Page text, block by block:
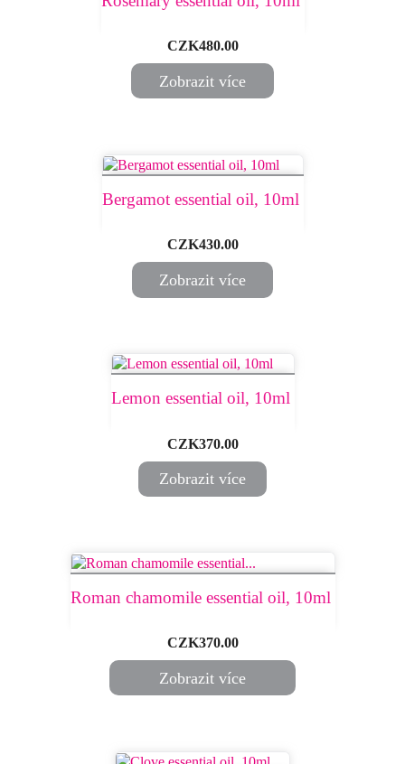
Price
CZK480.00
Zobrazit více
Bergamot essential oil, 10ml ​
Price
CZK430.00
Zobrazit více
Lemon essential oil, 10ml ​
Price
CZK370.00
Zobrazit více
Roman chamomile essential oil, 10ml ​
Price
CZK370.00
Zobrazit více